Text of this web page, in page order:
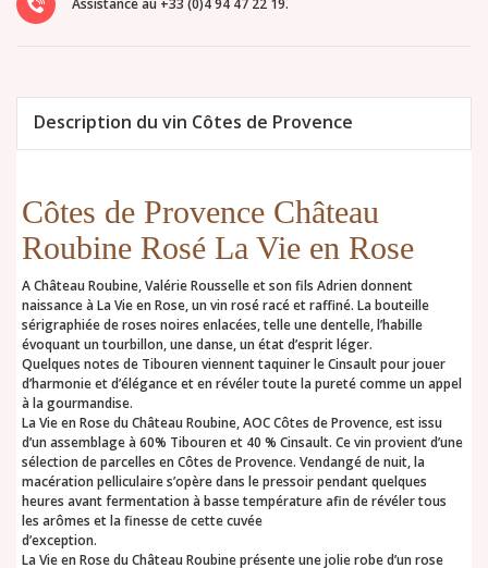
Assistance au +33 (0)4 94 47 22 19.
Description du vin Côtes de Provence
Côtes de Provence Château
Roubine Rosé La Vie en Rose
A Château Roubine, Valérie Rousselle et son fils Adrien donnent
naissance à La Vie en Rose, un vin rosé racé et raffiné. La bouteille
sérigraphiée de roses noires enlacées, telle une dentelle, l’habille
évoquant un tourbillon, une danse, un état d’esprit léger.
Quelques notes de Tibouren viennent taquiner le Cinsault pour jouer
d’harmonie et d’élégance et en révéler toute la pureté comme un appel
à la gourmandise.
La Vie en Rose du Château Roubine, AOC Côtes de Provence, est issu
d’un assemblage à 60% Tibouren et 40 % Cinsault. Ce vin provient d’une
sélection de parcelles en Côtes de Provence. Vendangé de nuit, la
macération pelliculaire s’opère dans le pressoir pendant quelques
heures avant fermentation à basse température afin de révéler tous
les arômes et la finesse de cette cuvée
d’exception.
La Vie en Rose du Château Roubine présente une jolie robe d’un rose